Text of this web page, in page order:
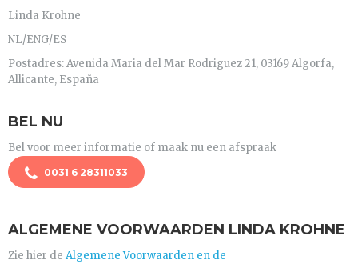
Linda Krohne
NL/ENG/ES
Postadres: Avenida Maria del Mar Rodriguez 21, 03169 Algorfa,
Allicante, España
BEL NU
Bel voor meer informatie of maak nu een afspraak
0031 6 28311033
ALGEMENE VOORWAARDEN LINDA KROHNE
Zie hier de Algemene Voorwaarden en de